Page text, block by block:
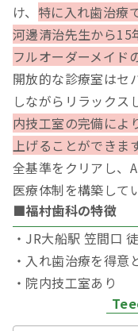
け、 特に入れ歯治療
河邊清治先生から15
フルオーダーメイド
開放的な診療室はセ
しながらリラックス
内技工室の完備によ
上げることができま
全基準をクリアし、
医療体制を構築して
■福村歯科の特徴
・JR大船駅 笠間口
・入れ歯治療を得意
・院内技工室あり